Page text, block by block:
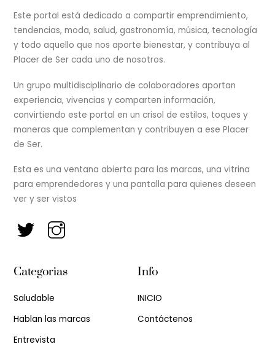
Top
Este portal está dedicado a compartir emprendimiento,
tendencias, moda, salud, gastronomía, música, tecnología
y todo aquello que nos aporte bienestar, y contribuya al
Placer de Ser cada uno de nosotros.
Un grupo multidisciplinario de colaboradores aportan
experiencia, vivencias y comparten información,
convirtiendo este portal en un crisol de estilos, toques y
maneras que complementan y contribuyen a ese Placer
de Ser.
Esta es una ventana abierta para las marcas, una vitrina
para emprendedores y una pantalla para quienes deseen
ver y ser vistos
Categorias
Saludable
Hablan las marcas
Entrevista
Info
INICIO
Contáctenos